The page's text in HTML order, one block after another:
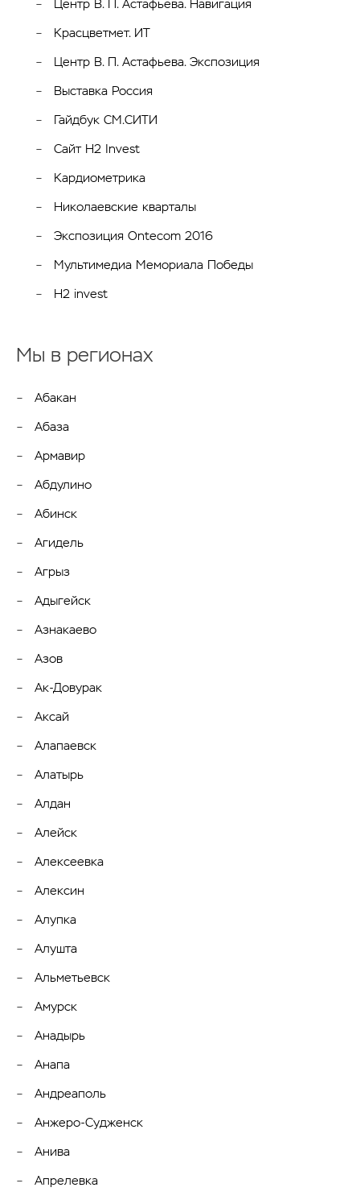
Центр В. П. Астафьева. Навигация
Красцветмет. ИТ
Центр В. П. Астафьева. Экспозиция
Выставка Россия
Гайдбук СМ.СИТИ
Сайт H2 Invest
Кардиометрика
Николаевские кварталы
Экспозиция Ontecom 2016
Мультимедиа Мемориала Победы
H2 invest
Мы в регионах
Абакан
Абаза
Армавир
Абдулино
Абинск
Агидель
Агрыз
Адыгейск
Азнакаево
Азов
Ак-Довурак
Аксай
Алапаевск
Алатырь
Алдан
Алейск
Алексеевка
Алексин
Алупка
Алушта
Альметьевск
Амурск
Анадырь
Анапа
Андреаполь
Анжеро-Судженск
Анива
Апрелевка